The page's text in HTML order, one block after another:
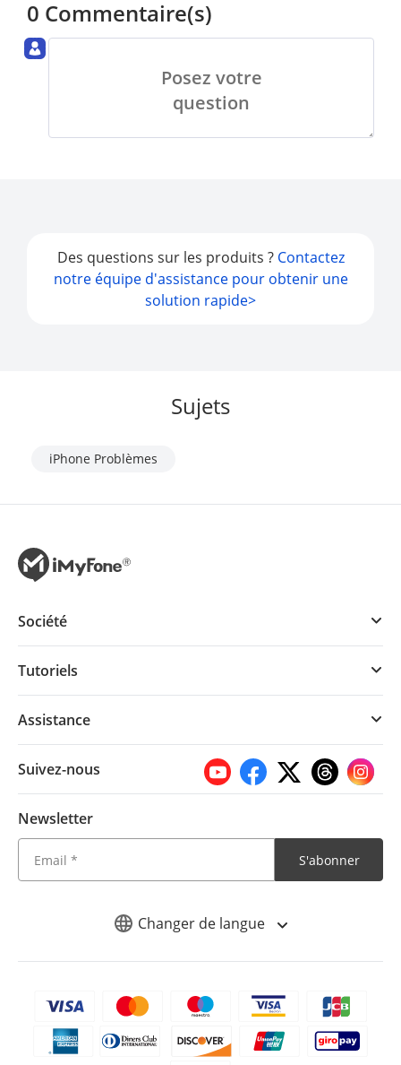
0 Commentaire(s)
Posez votre
question
Des questions sur les produits ? Contactez
notre équipe d'assistance pour obtenir une
solution rapide>
Sujets
iPhone Problèmes
Changer de langue
Société
Tutoriels
Assistance
Suivez-nous
Newsletter
S'abonner